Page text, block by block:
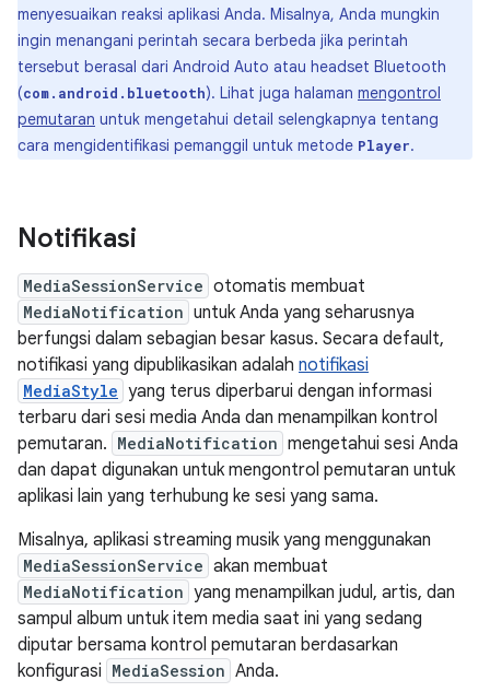
menyesuaikan reaksi aplikasi Anda. Misalnya, Anda mungkin
ingin menangani perintah secara berbeda jika perintah
tersebut berasal dari Android Auto atau headset Bluetooth
(com.android.bluetooth). Lihat juga halaman mengontrol
pemutaran untuk mengetahui detail selengkapnya tentang
cara mengidentifikasi pemanggil untuk metode Player.
Notifikasi
MediaSessionService otomatis membuat
MediaNotification untuk Anda yang seharusnya
berfungsi dalam sebagian besar kasus. Secara default,
notifikasi yang dipublikasikan adalah notifikasi
MediaStyle yang terus diperbarui dengan informasi
terbaru dari sesi media Anda dan menampilkan kontrol
pemutaran. MediaNotification mengetahui sesi Anda
dan dapat digunakan untuk mengontrol pemutaran untuk
aplikasi lain yang terhubung ke sesi yang sama.
Misalnya, aplikasi streaming musik yang menggunakan
MediaSessionService akan membuat
MediaNotification yang menampilkan judul, artis, dan
sampul album untuk item media saat ini yang sedang
diputar bersama kontrol pemutaran berdasarkan
konfigurasi MediaSession Anda.